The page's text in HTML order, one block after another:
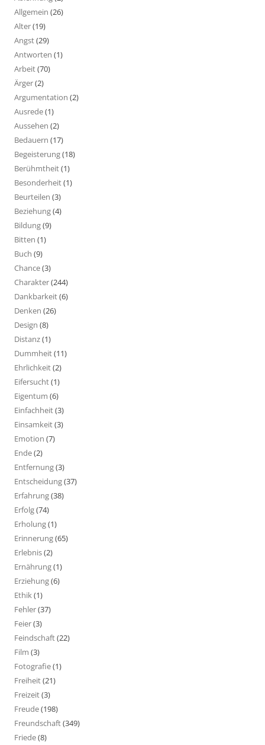
Allgemein (26)
Alter(19)
Angst(29)
Antworten (1)
Arbeit(70)
Ärger(2)
Argumentation (2)
Ausrede(1)
Aussehen (2)
Bedauern (17)
Begeisterung(18)
Berühmtheit(1)
Besonderheit(1)
Beurteilen (3)
Beziehung(4)
Bildung(9)
Bitten (1)
Buch (9)
Chance(3)
Charakter(244)
Dankbarkeit(6)
Denken (26)
Design (8)
Distanz(1)
Dummheit(11)
Ehrlichkeit(2)
Eifersucht(1)
Eigentum (6)
Einfachheit(3)
Einsamkeit(3)
Emotion (7)
Ende(2)
Entfernung(3)
Entscheidung(37)
Erfahrung(38)
Erfolg(74)
Erholung(1)
Erinnerung(65)
Erlebnis(2)
Ernährung(1)
Erziehung(6)
Ethik(1)
Fehler(37)
Feier(3)
Feindschaft(22)
Film (3)
Fotografie(1)
Freiheit(21)
Freizeit(3)
Freude(198)
Freundschaft(349)
Friede(8)